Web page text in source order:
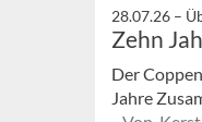
28.07.26 –
Zehn
Der
Jahre